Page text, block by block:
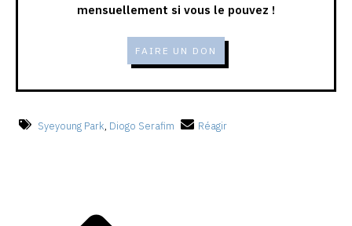
mensuellement si vous le pouvez !
FAIRE UN DON
Syeyoung Park, Diogo Serafim Réagir